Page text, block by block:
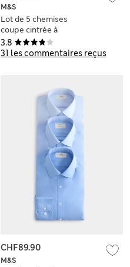
3.8
31 les commentaires reçus
M&S
Lot de 5 chemises
coupe cintrée à
manches longues,
repassage facile
M&S
CHF89.90